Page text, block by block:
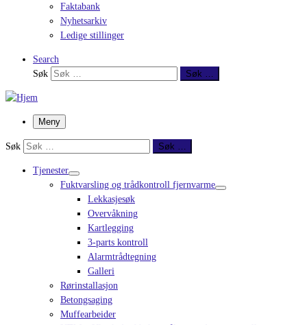
Faktabank
Nyhetsarkiv
Ledige stillinger
Search
Søk
Søk …
Meny
Søk Søk …
Tjenester
Fuktvarsling og trådkontroll fjernvarme
Lekkasjesøk
Overvåkning
Kartlegging
3-parts kontroll
Alarmtrådtegning
Galleri
Rørinstallasjon
Betongsaging
Muffearbeider